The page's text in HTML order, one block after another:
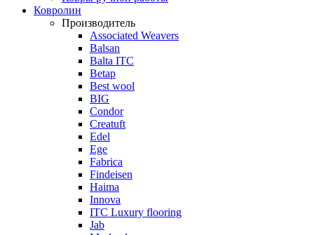
Ковролин
Производитель
Associated Weavers
Balsan
Balta ITC
Betap
Best wool
BIG
Condor
Creatuft
Edel
Ege
Fabrica
Findeisen
Haima
Innova
ITC Luxury flooring
Jab